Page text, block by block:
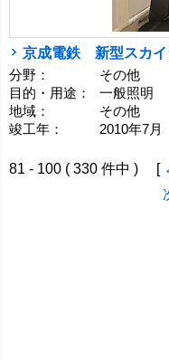
京成電鉄 新型スカイ
分野：
その他
目的・用途：
一般照明
地域：
その他
竣工年：
2010年7月
81 - 100 ( 330 件中 ) [